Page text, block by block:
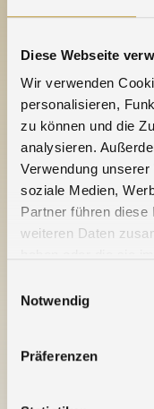
Diese Webseite
Wir verwenden
personalisieren,
zu können und die
analysieren.
Verwendung
soziale Medien,
Partner führen
weiteren Daten
Notwendig
Präferenzen
du lundi
Votre équipe Agosi
MORE
21.12.2025 » Jours
19.12.2025 »